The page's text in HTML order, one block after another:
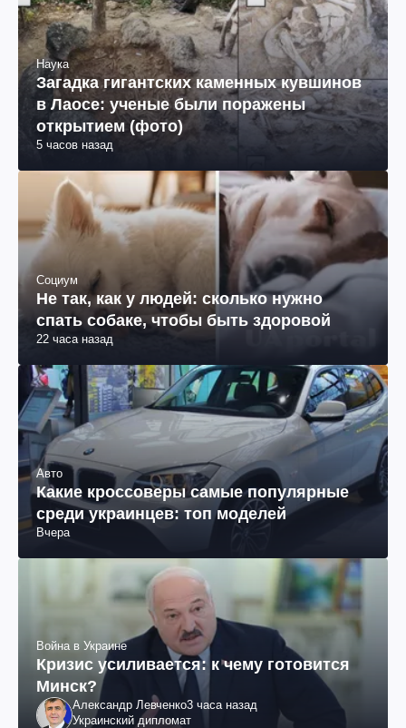
Наука
Загадка гигантских каменных кувшинов
в Лаосе: ученые были поражены
открытием (фото)
5 часов назад
Социум
Не так, как у людей: сколько нужно
спать собаке, чтобы быть здоровой
22 часа назад
Авто
Какие кроссоверы самые популярные
среди украинцев: топ моделей
Вчера
Война в Украине
Кризис усиливается: к чему готовится
Минск?
Александр Левченко3 часа назад
Украинский дипломат